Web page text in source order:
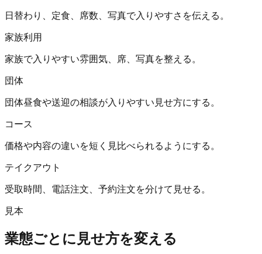
日替わり、定食、席数、写真で入りやすさを伝える。
家族利用
家族で入りやすい雰囲気、席、写真を整える。
団体
団体昼食や送迎の相談が入りやすい見せ方にする。
コース
価格や内容の違いを短く見比べられるようにする。
テイクアウト
受取時間、電話注文、予約注文を分けて見せる。
見本
業態ごとに見せ方を変える